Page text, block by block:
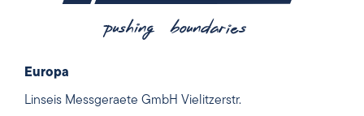
Europa
Linseis Messgeraete GmbH Vielitzerstr.